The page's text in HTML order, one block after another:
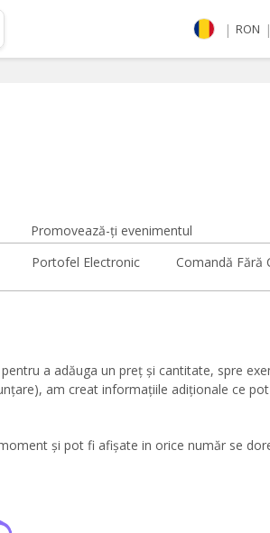
| RON |
Promovează-ți evenimentul
Portofel Electronic Comandă Fără
a adăuga un preț și cantitate, spre
am creat informațiile adiționale ce
și pot fi afișate in orice număr se